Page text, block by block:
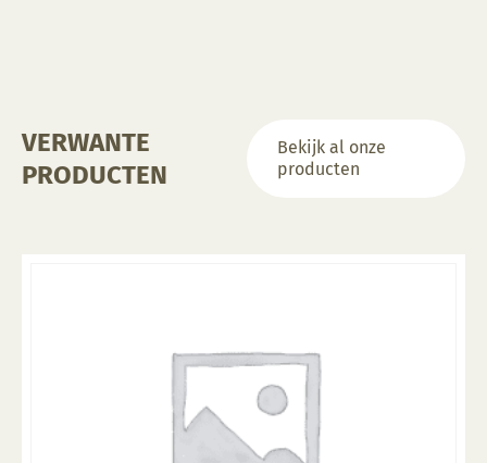
VERWANTE
PRODUCTEN
Bekijk al onze
producten